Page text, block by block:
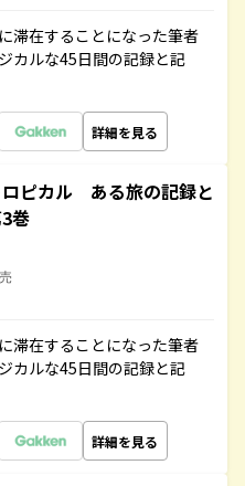
滞在することになった筆者
カルな45日間の記録と記
詳細を見る
ロピカル ある旅の記録と
巻
滞在することになった筆者
カルな45日間の記録と記
詳細を見る